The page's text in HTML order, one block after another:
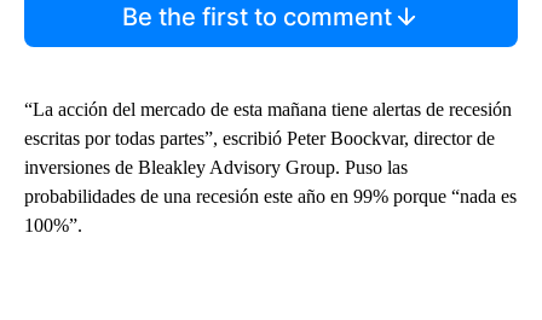
Be the first to comment
“La acción del mercado de esta mañana tiene alertas de recesión
escritas por todas partes”, escribió Peter Boockvar, director de
inversiones de Bleakley Advisory Group. Puso las
probabilidades de una recesión este año en 99% porque “nada es
100%”.